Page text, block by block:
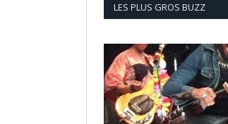
LES PLUS GROS BUZZ